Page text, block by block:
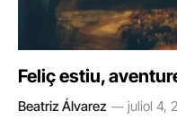
Feliç estiu,
Beatriz Álvarez juliol 4,